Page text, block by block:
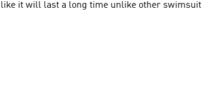
it will last a long time unlike other swimsuit